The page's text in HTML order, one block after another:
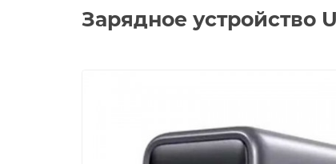
Зарядное устройство